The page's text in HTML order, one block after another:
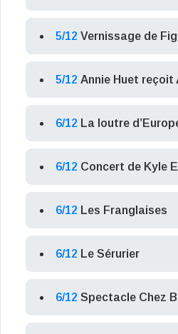
5/12 Vernissage de
5/12 Annie Huet reçoit
6/12 La loutre
6/12 Concert de Kyle
6/12 Les Franglaises
6/12 Le Sérurier
6/12 Spectacle Chez